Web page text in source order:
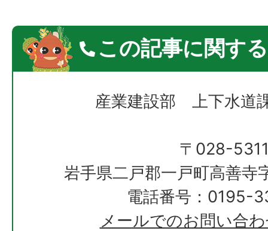
この記事に関す
産業建設部 上下水道
〒028-
岩手県二戸郡一戸町高善寺
電話番号：0195-
メールでのお問い合